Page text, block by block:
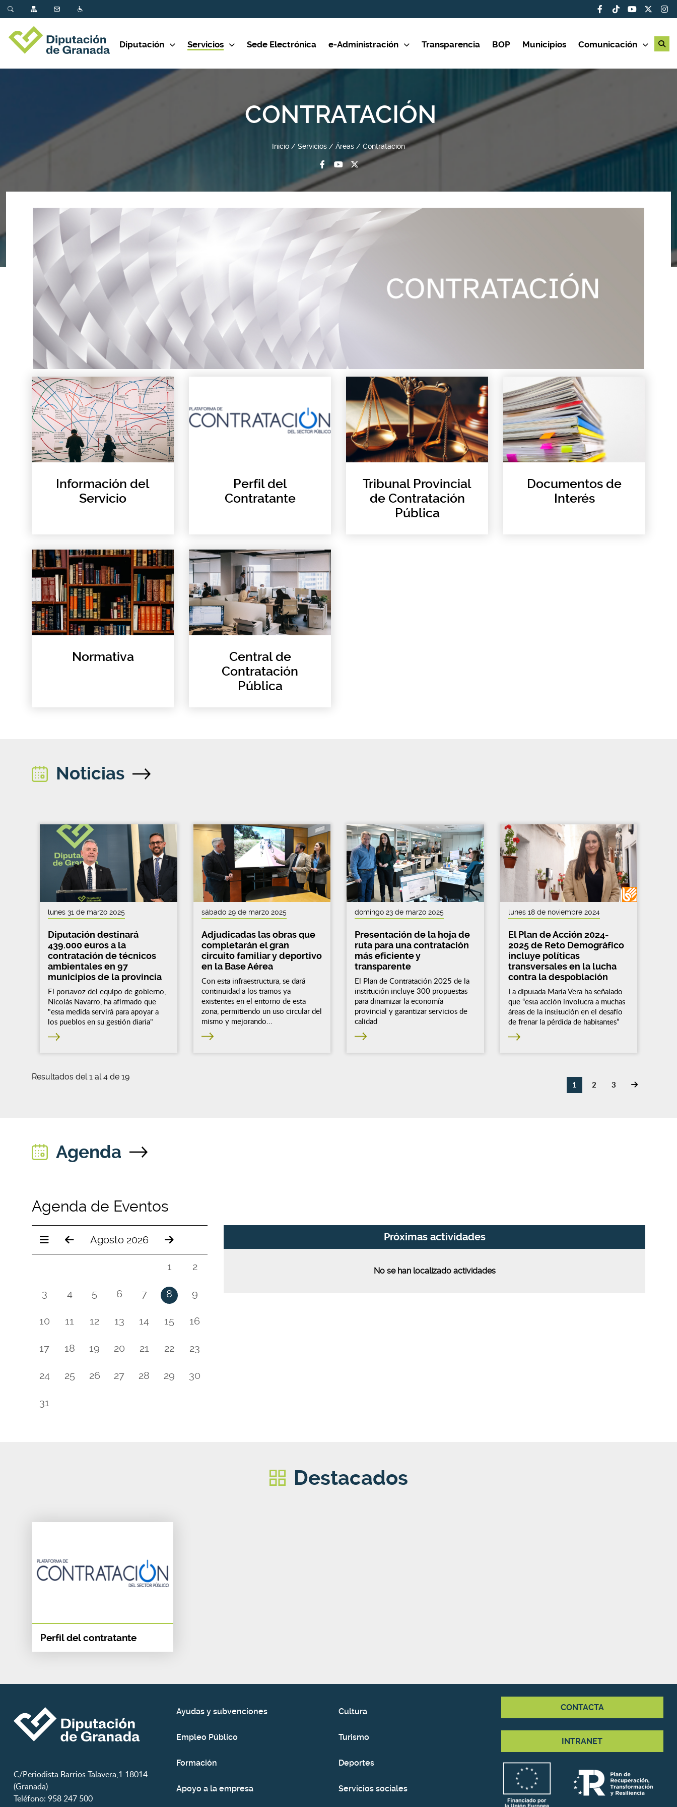
Diputación Servicios Sede Electrónica e-Administración Transparencia BOP Municipios Comunicación
CONTRATACIÓN
Inicio Servicios Áreas Contratación
Información del
Servicio
Perfil del
Contratante
Tribunal Provincial
de Contratación
Pública
Documentos de
Interés
Normativa
Central de
Contratación
Pública
Noticias
lunes 31 de marzo 2025
Diputación destinará
439.000 euros a la
contratación de técnicos
ambientales en 97
municipios de la provincia
El portavoz del equipo de gobierno,
Nicolás Navarro, ha afirmado que
"esta medida servirá para apoyar a
los pueblos en su gestión diaria"
sábado 29 de marzo 2025
Adjudicadas las obras que
completarán el gran
circuito familiar y deportivo
en la Base Aérea
Con esta infraestructura, se dará
continuidad a los tramos ya
existentes en el entorno de esta
zona, permitiendo un uso circular del
mismo y mejorando...
domingo 23 de marzo 2025
Presentación de la hoja de
ruta para una contratación
más eficiente y
transparente
El Plan de Contratación 2025 de la
institución incluye 300 propuestas
para dinamizar la economía
provincial y garantizar servicios de
calidad
lunes 18 de noviembre 2024
El Plan de Acción 2024-
2025 de Reto Demográfico
incluye políticas
transversales en la lucha
contra la despoblación
La diputada María Vera ha señalado
que “esta acción involucra a muchas
áreas de la institución en el desafío
de frenar la pérdida de habitantes”
Resultados del 1 al 4 de 19
1 2 3
Agenda
Agenda de Eventos
Agosto 2026
1 2
3 4 5 6 7 8 9
10 11 12 13 14 15 16
17 18 19 20 21 22 23
24 25 26 27 28 29 30
31
Próximas actividades
No se han localizado actividades
Destacados
Perfil del contratante
C/Periodista Barrios Talavera,1 18014
(Granada)
Teléfono: 958 247 500
Ayudas y subvenciones
Empleo Público
Formación
Apoyo a la empresa
Cultura
Turismo
Deportes
Servicios sociales
CONTACTA
INTRANET